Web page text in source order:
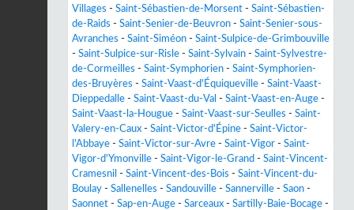
Villages - Saint-Sébastien-de-Morsent - Saint-Sébastien-
de-Raids - Saint-Senier-de-Beuvron - Saint-Senier-sous-
Avranches - Saint-Siméon - Saint-Sulpice-de-Grimbouville
- Saint-Sulpice-sur-Risle - Saint-Sylvain - Saint-Sylvestre-
de-Cormeilles - Saint-Symphorien - Saint-Symphorien-
des-Bruyères - Saint-Vaast-d'Équiqueville - Saint-Vaast-
Dieppedalle - Saint-Vaast-du-Val - Saint-Vaast-en-Auge -
Saint-Vaast-la-Hougue - Saint-Vaast-sur-Seulles - Saint-
Valery-en-Caux - Saint-Victor-d'Épine - Saint-Victor-
l'Abbaye - Saint-Victor-sur-Avre - Saint-Vigor - Saint-
Vigor-d'Ymonville - Saint-Vigor-le-Grand - Saint-Vincent-
Cramesnil - Saint-Vincent-des-Bois - Saint-Vincent-du-
Boulay - Sallenelles - Sandouville - Sannerville - Saon -
Saonnet - Sap-en-Auge - Sarceaux - Sartilly-Baie-Bocage -